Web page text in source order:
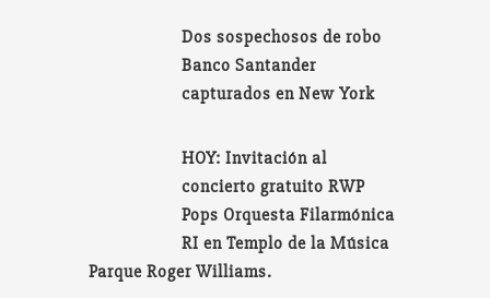
Dos sospechosos de robo
Banco Santander
capturados en New York
HOY: Invitación al
concierto gratuito RWP
Pops Orquesta Filarmónica
RI en Templo de la Música
Parque Roger Williams.